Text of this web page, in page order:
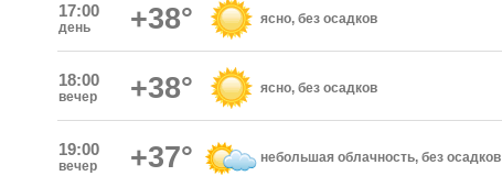
17:00
день +38° ясно, без осадков
18:00
вечер +38° ясно, без осадков
19:00
вечер +37° небольшая облачность, без осадков